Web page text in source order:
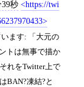
秒
https://twi
ます: 「大元の
トは無事で描か
れをTwitter上で
BAN?凍結?と